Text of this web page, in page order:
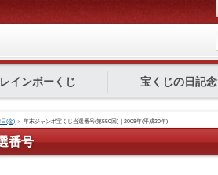
レインボーくじ 宝くじの日記念
(金) ＞年末ジャンボ宝くじ当選番号(第550回)｜2008年(平成20年)
番号